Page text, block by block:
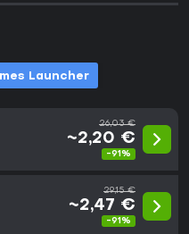
Launcher
26,03 €
~2,20 €
-91%
29,15 €
~2,47 €
-91%